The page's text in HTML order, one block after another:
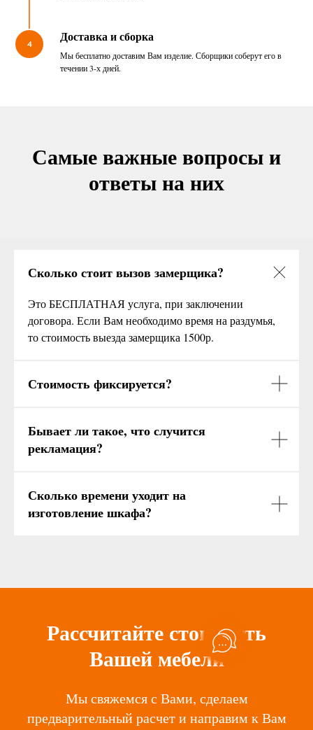
4 Доставка и сборка
Мы бесплатно доставим Вам изделие. Сборщики соберут его в
течении 3-х дней.
Самые важные вопросы и
ответы на них
Сколько стоит вызов замерщика?
Это БЕСПЛАТНАЯ услуга, при заключении
договора. Если Вам необходимо время на раздумья,
то стоимость выезда замерщика 1500р.
Стоимость фиксируется?
Бывает ли такое, что случится
рекламация?
Сколько времени уходит на
изготовление шкафа?
Рассчитайте стоимость
Вашей мебели
Мы свяжемся с Вами, сделаем
предварительный расчет и направим к Вам